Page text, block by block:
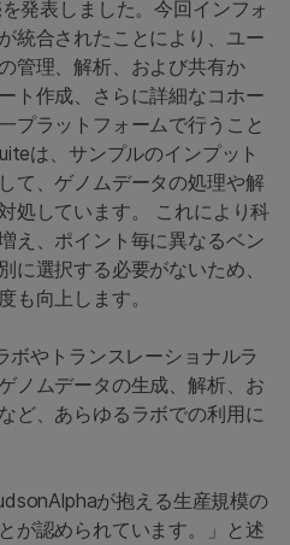
発表しました。今回インフォ
統合されたことにより、ユー
管理、解析、および共有か
ト作成、さらに詳細なコホー
プラットフォームで行うこと
は、サンプルのインプット
て、ゲノムデータの処理や解
処しています。 これにより科
え、ポイント毎に異なるベン
に選択する必要がないため、
も向上します。
やトランスレーショナルラ
ノムデータの生成、解析、お
ど、あらゆるラボでの利用に
が抱える生産規模の
が認められています。」と述